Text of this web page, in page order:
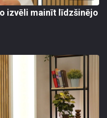
izvēli mainīt līdzšinējo